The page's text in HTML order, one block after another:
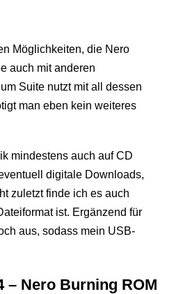
Möglichkeiten, die Nero
auch mit anderen
Suite nutzt mit all dessen
man eben kein weiteres
mindestens auch auf CD
digitale Downloads,
zuletzt finde ich es auch
ist. Ergänzend für
aus, sodass mein USB-
– Nero Burning ROM